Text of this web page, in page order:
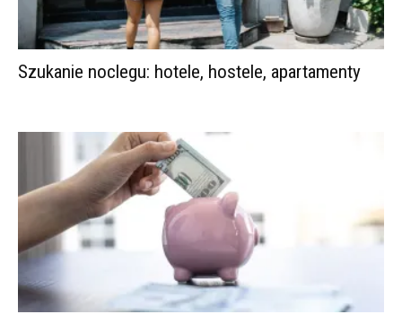
Szukanie noclegu: hotele, hostele, apartamenty